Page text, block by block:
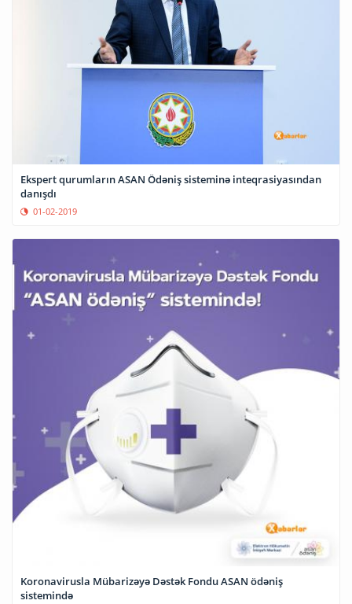
Ekspert qurumların ASAN Ödəniş sisteminə inteqrasiyasından
danışdı
01-02-2019
Koronavirusla Mübarizəyə Dəstək Fondu ASAN ödəniş
sistemində